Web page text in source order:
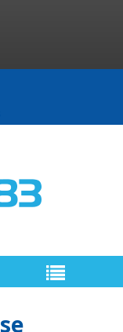
de forêt